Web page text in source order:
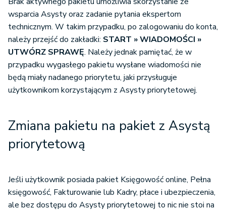
wsparcia Asysty oraz zadanie pytania ekspertom
technicznym. W takim przypadku, po zalogowaniu do konta,
należy przejść do zakładki: START » WIADOMOŚCI »
UTWÓRZ SPRAWĘ. Należy jednak pamiętać, że w
przypadku wygasłego pakietu wysłane wiadomości nie
będą miały nadanego priorytetu, jaki przysługuje
użytkownikom korzystającym z Asysty priorytetowej.
Zmiana pakietu na pakiet z Asystą
priorytetową
Jeśli użytkownik posiada pakiet Księgowość online, Pełna
księgowość, Fakturowanie lub Kadry, płace i ubezpieczenia,
ale bez dostępu do Asysty priorytetowej to nic nie stoi na